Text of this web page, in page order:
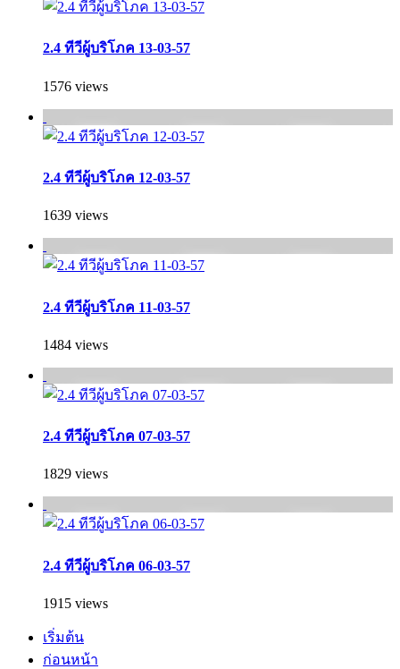
2.4 ทีวีผู้บริโภค 13-03-57
1576 views
2.4 ทีวีผู้บริโภค 12-03-57
1639 views
2.4 ทีวีผู้บริโภค 11-03-57
1484 views
2.4 ทีวีผู้บริโภค 07-03-57
1829 views
2.4 ทีวีผู้บริโภค 06-03-57
1915 views
เริ่มต้น
ก่อนหน้า